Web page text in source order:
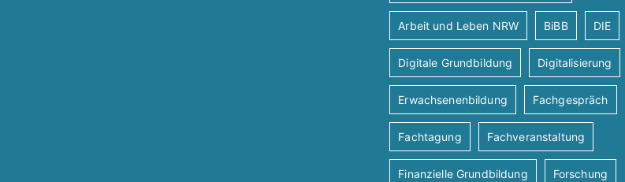
Arbeit und Leben NRW BiBB DIE
Digitale Grundbildung Digitalisierung
Erwachsenenbildung Fachgespräch
Fachtagung Fachveranstaltung
Finanzielle Grundbildung Forschung